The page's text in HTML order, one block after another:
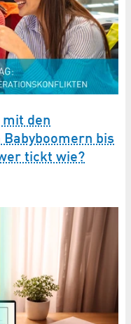
mit den
Babyboomern bis
tickt wie?